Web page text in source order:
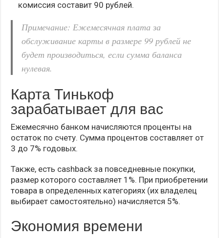
комиссия составит 90 рублей.
Примечание: Ежемесячная плата за
обслуживание карты в размере 99 рублей не
будет производиться, если сумма баланса
нулевая.
Карта Тинькоф
зарабатывает для вас
Ежемесячно банком начисляются проценты на
остаток по счету. Сумма процентов составляет от
3 до 7% годовых.
Также, есть cashback за повседневные покупки,
размер которого составляет 1%. При приобретении
товара в определенных категориях (их владелец
выбирает самостоятельно) начисляется 5%.
Экономия времени